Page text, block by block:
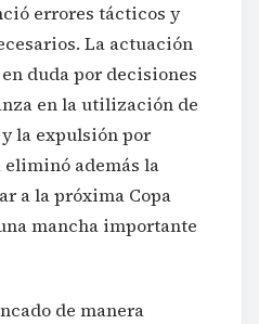
errores tácticos y
La actuación
duda por decisiones
en la utilización de
la expulsión por
eliminó además la
a la próxima Copa
mancha importante
de manera